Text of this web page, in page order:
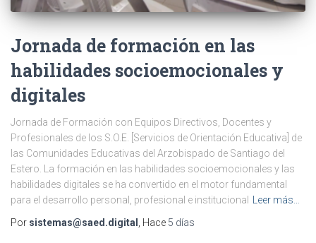
Jornada de formación en las
habilidades socioemocionales y
digitales
Jornada de Formación con Equipos Directivos, Docentes y
Profesionales de los S.O.E. [Servicios de Orientación Educativa] de
las Comunidades Educativas del Arzobispado de Santiago del
Estero. La formación en las habilidades socioemocionales y las
habilidades digitales se ha convertido en el motor fundamental
para el desarrollo personal, profesional e institucional
Leer más…
Por sistemas@saed.digital , Hace 5 días